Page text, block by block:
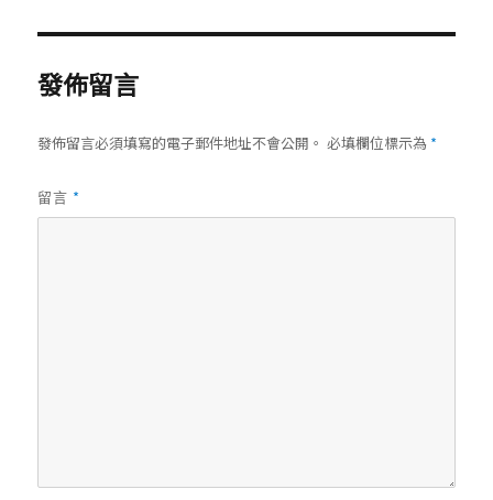
發佈留言
發佈留言必須填寫的電子郵件地址不會公開。 必填欄位標示為 *
留言 *